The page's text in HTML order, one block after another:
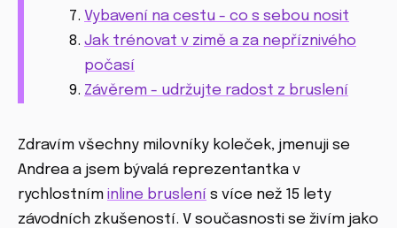
Vybavení na cestu - co s sebou nosit
Jak trénovat v zimě a za nepříznivého
počasí
Závěrem - udržujte radost z bruslení
Zdravím všechny milovníky koleček, jmenuji se
Andrea a jsem bývalá reprezentantka v
rychlostním inline bruslení s více než 15 lety
závodních zkušeností. V současnosti se živím jako